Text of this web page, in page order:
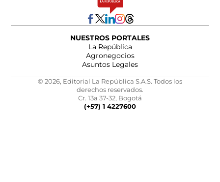
NUESTROS PORTALES
La República
Agronegocios
Asuntos Legales
© 2026, Editorial La República S.A.S. Todos los
derechos reservados.
Cr. 13a 37-32, Bogotá
(+57) 1 4227600